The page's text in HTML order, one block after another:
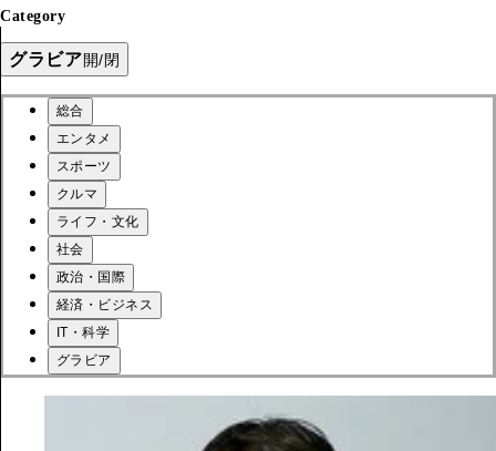
Category
グラビア開/閉
総合
エンタメ
スポーツ
クルマ
ライフ・文化
社会
政治・国際
経済・ビジネス
IT・科学
グラビア